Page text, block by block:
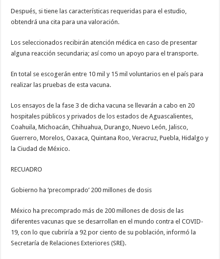
Después, si tiene las características requeridas para el estudio,
obtendrá una cita para una valoración.
Los seleccionados recibirán atención médica en caso de presentar
alguna reacción secundaria; así como un apoyo para el transporte.
En total se escogerán entre 10 mil y 15 mil voluntarios en el país para
realizar las pruebas de esta vacuna.
Los ensayos de la fase 3 de dicha vacuna se llevarán a cabo en 20
hospitales públicos y privados de los estados de Aguascalientes,
Coahuila, Michoacán, Chihuahua, Durango, Nuevo León, Jalisco,
Guerrero, Morelos, Oaxaca, Quintana Roo, Veracruz, Puebla, Hidalgo y
la Ciudad de México.
RECUADRO
Gobierno ha ‘precomprado’ 200 millones de dosis
México ha precomprado más de 200 millones de dosis de las
diferentes vacunas que se desarrollan en el mundo contra el COVID-
19, con lo que cubriría a 92 por ciento de su población, informó la
Secretaría de Relaciones Exteriores (SRE).